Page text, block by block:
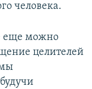
человека.
еще можно
целителей